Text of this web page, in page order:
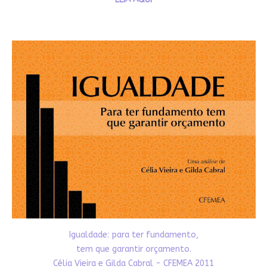
Igualdade: para ter fundamento,
tem que garantir orçamento.
Célia Vieira e Gilda Cabral - CFEMEA 2011